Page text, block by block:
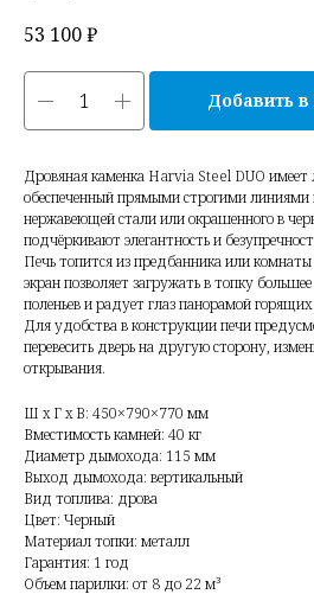
53 100₽
Добавить в
Дровяная каменка Harvia Steel DUO
обеспеченный прямыми строгими линиями
нержавеющей стали или окрашенного в
подчёркивают элегантность и
Печь топится из предбанника или
экран позволяет загружать в топку
поленьев и радует глаз панорамой
Для удобства в конструкции печи
перевесить дверь на другую сторону,
открывания.
Ш x Г x В: 450×790×770 мм
Вместимость камней: 40 кг
Диаметр дымохода: 115 мм
Выход дымохода: вертикальный
Вид топлива: дрова
Цвет: Черный
Материал топки: металл
Гарантия: 1 год
Объем парилки: от 8 до 22 м³